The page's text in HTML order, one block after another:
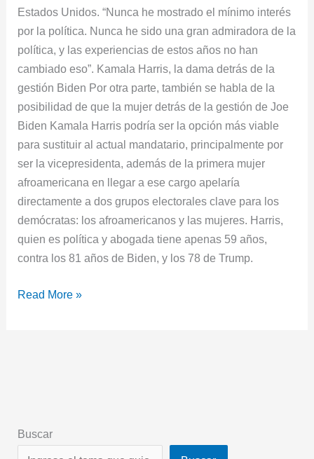
Estados Unidos. “Nunca he mostrado el mínimo interés
por la política. Nunca he sido una gran admiradora de la
política, y las experiencias de estos años no han
cambiado eso”. Kamala Harris, la dama detrás de la
gestión Biden Por otra parte, también se habla de la
posibilidad de que la mujer detrás de la gestión de Joe
Biden Kamala Harris podría ser la opción más viable
para sustituir al actual mandatario, principalmente por
ser la vicepresidenta, además de la primera mujer
afroamericana en llegar a ese cargo apelaría
directamente a dos grupos electorales clave para los
demócratas: los afroamericanos y las mujeres. Harris,
quien es política y abogada tiene apenas 59 años,
contra los 81 años de Biden, y los 78 de Trump.
Read More »
Buscar